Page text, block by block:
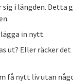
i längden. Detta
in nytt.
ut? Eller räcker
få nytt liv utan